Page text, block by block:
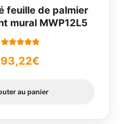
feuille de palmier
mural MWP12L5
5
93,22€
au panier